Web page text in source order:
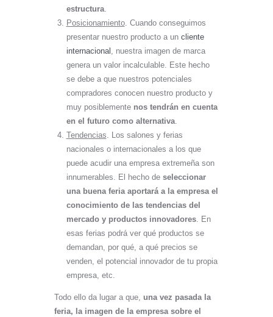
estructura.
Posicionamiento. Cuando conseguimos
presentar nuestro producto a un cliente
internacional , nuestra imagen de marca
genera un valor incalculable. Este hecho
se debe a que nuestros potenciales
compradores conocen nuestro producto y
muy posiblemente nos tendrán en cuenta
en el futuro como alternativa.
Tendencias. Los salones y ferias
nacionales o internacionales a los que
puede acudir una empresa extremeña son
innumerables. El hecho de seleccionar
una buena feria aportará a la empresa el
conocimiento de las tendencias del
mercado y productos innovadores. En
esas ferias podrá ver qué productos se
demandan, por qué, a qué precios se
venden, el potencial innovador de tu propia
empresa, etc.
Todo ello da lugar a que, una vez pasada la
feria, la imagen de la empresa sobre el